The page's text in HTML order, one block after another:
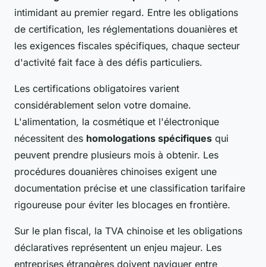
intimidant au premier regard. Entre les obligations
de certification, les réglementations douanières et
les exigences fiscales spécifiques, chaque secteur
d'activité fait face à des défis particuliers.
Les certifications obligatoires varient
considérablement selon votre domaine.
L'alimentation, la cosmétique et l'électronique
nécessitent des homologations spécifiques qui
peuvent prendre plusieurs mois à obtenir. Les
procédures douanières chinoises exigent une
documentation précise et une classification tarifaire
rigoureuse pour éviter les blocages en frontière.
Sur le plan fiscal, la TVA chinoise et les obligations
déclaratives représentent un enjeu majeur. Les
entreprises étrangères doivent naviguer entre